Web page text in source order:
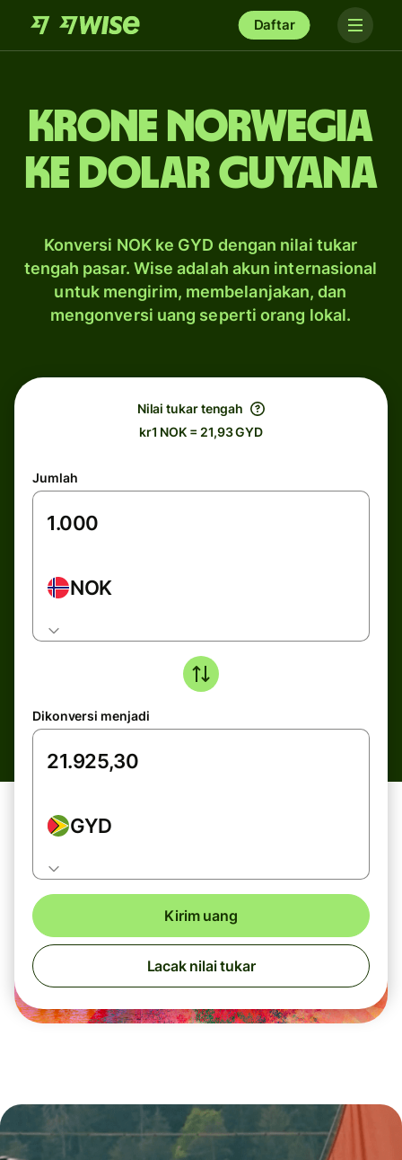
Daftar
krone Norwegia
ke dolar Guyana
Konversi NOK ke GYD dengan nilai tukar
tengah pasar. Wise adalah akun internasional
untuk mengirim, membelanjakan, dan
mengonversi uang seperti orang lokal.
Nilai tukar tengah
kr1 NOK = 21,93 GYD
Jumlah
NOK
Dikonversi menjadi
GYD
Kirim uang
Lacak nilai tukar